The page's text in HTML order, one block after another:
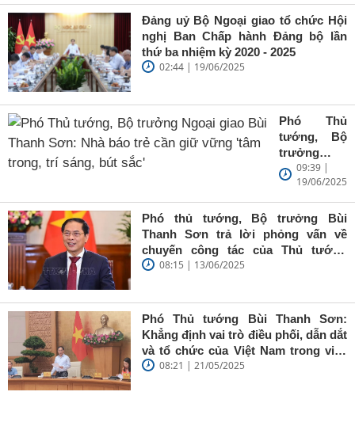
Đảng uỷ Bộ Ngoại giao tổ chức Hội
nghị Ban Chấp hành Đảng bộ lần
thứ ba nhiệm kỳ 2020 - 2025
02:44 | 19/06/2025
Phó Thủ
tướng, Bộ
trưởng
Ngoại giao
Bùi Thanh
Sơn: Nhà
báo trẻ cần
giữ vững
'tâm trong,
09:39 |
19/06/2025
Phó thủ tướng, Bộ trưởng Bùi
Thanh Sơn trả lời phỏng vấn về
chuyến công tác của Thủ tướng
Chính phủ đến Estonia, Pháp và
08:15 | 13/06/2025
Phó Thủ tướng Bùi Thanh Sơn:
Khẳng định vai trò điều phối, dẫn dắt
và tổ chức của Việt Nam trong việc
đề cao chủ nghĩa đa phương, đoàn
08:21 | 21/05/2025